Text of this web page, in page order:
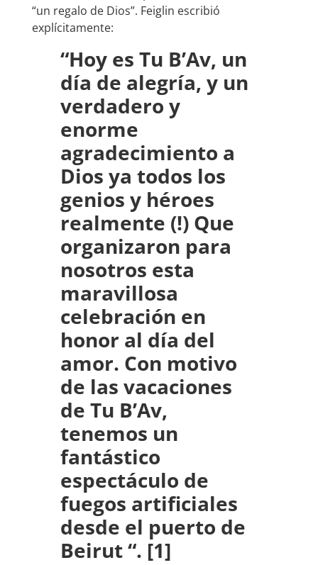
“un regalo de Dios”. Feiglin escribió
explícitamente:
“Hoy es Tu B’Av, un
día de alegría, y un
verdadero y
enorme
agradecimiento a
Dios ya todos los
genios y héroes
realmente (!) Que
organizaron para
nosotros esta
maravillosa
celebración en
honor al día del
amor. Con motivo
de las vacaciones
de Tu B’Av,
tenemos un
fantástico
espectáculo de
fuegos artificiales
desde el puerto de
Beirut “. [1]